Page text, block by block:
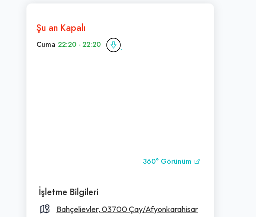
Şu an Kapalı
Cuma 22:20 - 22:20
360° Görünüm
İşletme Bilgileri
Bahçelievler, 03700 Çay/Afyonkarahisar